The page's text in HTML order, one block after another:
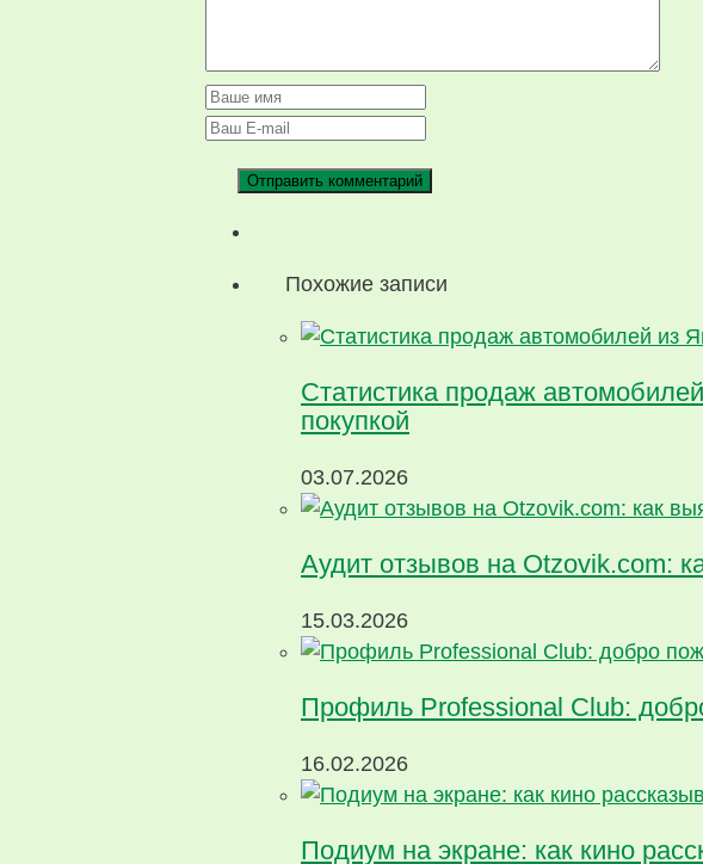
Похожие записи
Статистика продаж
покупкой
03.07.2026
Аудит отзывов на Otzovik.com:
15.03.2026
Профиль Professional Club:
16.02.2026
Подиум на экране: как кино